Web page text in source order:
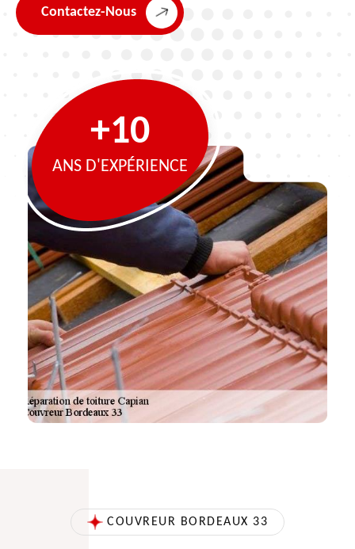
Contactez-Nous
+10
ANS D'EXPÉRIENCE
COUVREUR BORDEAUX 33